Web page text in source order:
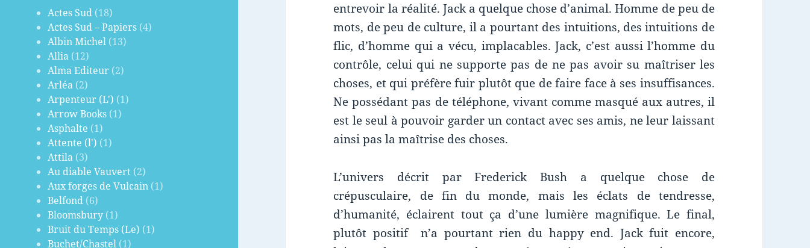
Actes Sud (18)
Actes Sud – Papiers (4)
Albin Michel (13)
Allia (12)
Alma Editeur (2)
Arléa (2)
Arpenteur (L') (1)
Arrow Books (1)
Asphalte (1)
Attente (l') (1)
Attila (3)
Au diable Vauvert (2)
Aux forges de Vulcain (1)
Belfond (6)
Bloomsbury (1)
Bruit du Temps (Le) (1)
Buchet/Chastel (1)
entrevoir la réalité. Jack a quelque chose d’animal. Homme de peu de
mots, de peu de culture, il a pourtant des intuitions, des intuitions de
flic, d’homme qui a vécu, implacables. Jack, c’est aussi l’homme du
contrôle, celui qui ne supporte pas de ne pas avoir su maîtriser les
choses, et qui préfère fuir plutôt que de faire face à ses insuffisances.
Ne possédant pas de téléphone, vivant comme masqué aux autres, il
est le seul à pouvoir garder un contact avec ses amis, ne leur laissant
ainsi pas la maîtrise des choses.
L’univers décrit par Frederick Bush a quelque chose de
crépusculaire, de fin du monde, mais les éclats de tendresse,
d’humanité, éclairent tout ça d’une lumière magnifique. Le final,
plutôt positif n’a pourtant rien du happy end. Jack fuit encore,